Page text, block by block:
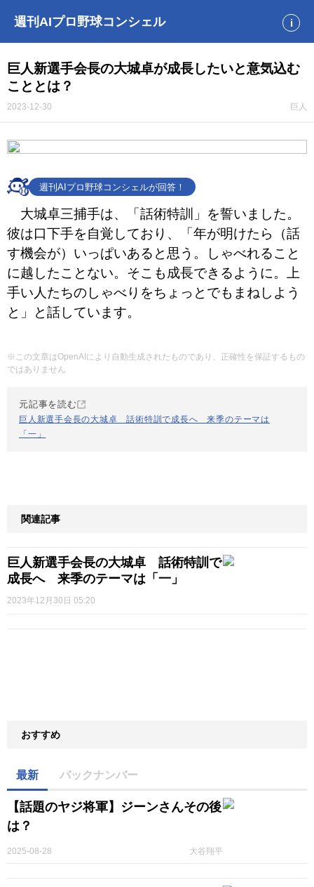
週刊AIプロ野球コンシェル i
巨人新選手会長の大城卓が成長したいと意気込む
こととは？
2023-12-30 巨人
週刊AIプロ野球コンシェルが回答！
大城卓三捕手は、「話術特訓」を誓いました。
彼は口下手を自覚しており、「年が明けたら（話
す機会が）いっぱいあると思う。しゃべれること
に越したことない。そこも成長できるように。上
手い人たちのしゃべりをちょっとでもまねしよう
と」と話しています。
※この文章はOpenAIにより自動生成されたものであり、正確性を保証するもの
ではありません
元記事を読む
巨人新選手会長の大城卓 話術特訓で成長へ 来季のテーマは
「一」
関連記事
巨人新選手会長の大城卓 話術特訓で
成長へ 来季のテーマは「一」
2023年12月30日 05:20
おすすめ
最新 バックナンバー
【話題のヤジ将軍】ジーンさんその後
は？
大谷翔平
2025-08-28